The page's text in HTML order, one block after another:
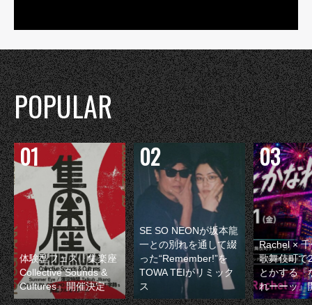
POPULAR
体験型フェス『集楽座
Collective Sounds &
Cultures』開催決定
SE SO NEONが坂本龍
一との別れを通して綴
った“Remember!”を
TOWA TEIがリミック
ス
Rachel ×
歌舞伎町で
とかする『
れーーッ』